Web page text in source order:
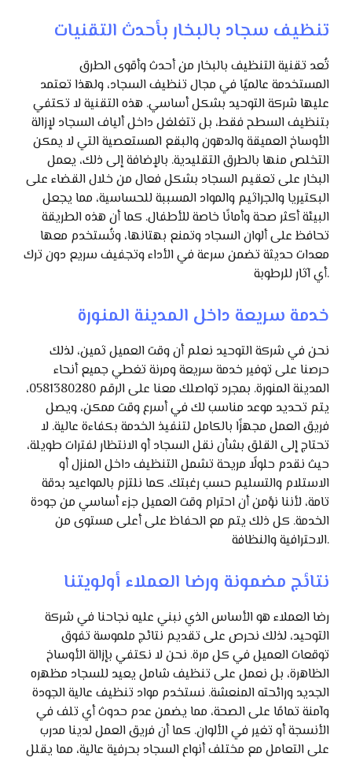
تنظيف سجاد بالبخار بأحدث التقنيات
تُعد تقنية التنظيف بالبخار من أحدث وأقوى الطرق
المستخدمة عالميًا في مجال تنظيف السجاد، ولهذا تعتمد
عليها شركة التوحيد بشكل أساسي. هذه التقنية لا تكتفي
بتنظيف السطح فقط، بل تتغلغل داخل ألياف السجاد لإزالة
الأوساخ العميقة والدهون والبقع المستعصية التي لا يمكن
التخلص منها بالطرق التقليدية. بالإضافة إلى ذلك، يعمل
البخار على تعقيم السجاد بشكل فعال من خلال القضاء على
البكتيريا والجراثيم والمواد المسببة للحساسية، مما يجعل
البيئة أكثر صحة وأمانًا خاصة للأطفال. كما أن هذه الطريقة
تحافظ على ألوان السجاد وتمنع بهتانها، وتُستخدم معها
معدات حديثة تضمن سرعة في الأداء وتجفيف سريع دون ترك
أي آثار للرطوبة.
خدمة سريعة داخل المدينة المنورة
نحن في شركة التوحيد نعلم أن وقت العميل ثمين، لذلك
حرصنا على توفير خدمة سريعة ومرنة تغطي جميع أنحاء
المدينة المنورة. بمجرد تواصلك معنا على الرقم 0581380280،
يتم تحديد موعد مناسب لك في أسرع وقت ممكن، ويصل
فريق العمل مجهزًا بالكامل لتنفيذ الخدمة بكفاءة عالية. لا
تحتاج إلى القلق بشأن نقل السجاد أو الانتظار لفترات طويلة،
حيث نقدم حلولًا مريحة تشمل التنظيف داخل المنزل أو
الاستلام والتسليم حسب رغبتك. كما نلتزم بالمواعيد بدقة
تامة، لأننا نؤمن أن احترام وقت العميل جزء أساسي من جودة
الخدمة. كل ذلك يتم مع الحفاظ على أعلى مستوى من
الاحترافية والنظافة.
نتائج مضمونة ورضا العملاء أولويتنا
رضا العملاء هو الأساس الذي نبني عليه نجاحنا في شركة
التوحيد، لذلك نحرص على تقديم نتائج ملموسة تفوق
توقعات العميل في كل مرة. نحن لا نكتفي بإزالة الأوساخ
الظاهرة، بل نعمل على تنظيف شامل يعيد للسجاد مظهره
الجديد ورائحته المنعشة. نستخدم مواد تنظيف عالية الجودة
وآمنة تمامًا على الصحة، مما يضمن عدم حدوث أي تلف في
الأنسجة أو تغير في الألوان. كما أن فريق العمل لدينا مدرب
على التعامل مع مختلف أنواع السجاد بحرفية عالية، مما يقلل